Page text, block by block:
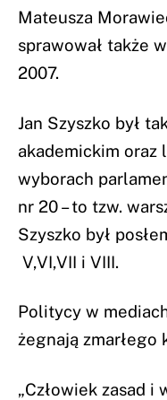
Mateusza
sprawował także
2007.
Jan Szyszko był
akademickim oraz
wyborach
nr 20 – to tzw.
Szyszko był
V,VI,VII i VIII.
Politycy w
żegnają zmarłego
„Człowiek zasad i